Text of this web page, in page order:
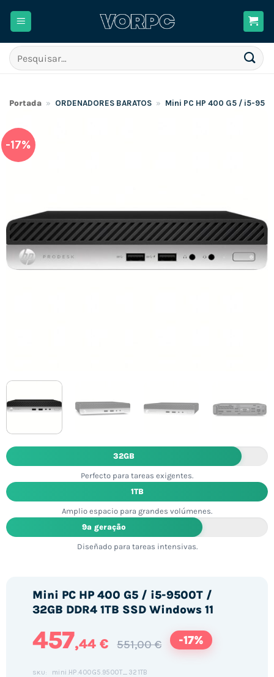
Pesquisar
por:
Portada » ORDENADORES BARATOS » Mini PC HP 400 G5 / i5-
-17%
32GB
Perfecto para tareas exigentes.
1TB
Amplio espacio para grandes volúmenes.
9ª geração
Diseñado para tareas intensivas.
Mini PC HP 400 G5 / i5-9500T /
32GB DDR4 1TB SSD Windows 11
457,44 € 551,00 € -17%
SKU: mini.HP.400G5.9500T_321TB